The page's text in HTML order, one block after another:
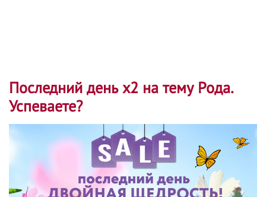
Последний день х2 на тему Рода.
Успеваете?